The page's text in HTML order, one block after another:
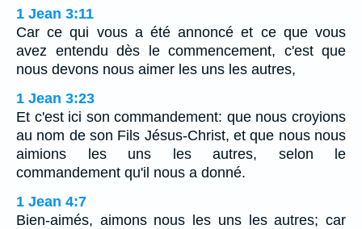
1 Jean 3:11
Car ce qui vous a été annoncé et ce que vous
avez entendu dès le commencement, c'est que
nous devons nous aimer les uns les autres,
1 Jean 3:23
Et c'est ici son commandement: que nous croyions
au nom de son Fils Jésus-Christ, et que nous nous
aimions les uns les autres, selon le
commandement qu'il nous a donné.
1 Jean 4:7
Bien-aimés, aimons nous les uns les autres; car